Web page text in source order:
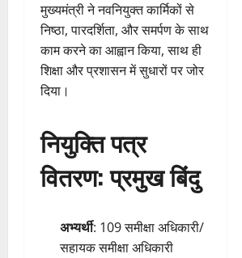
मुख्यमंत्री ने नवनियुक्त कार्मिकों से
निष्ठा, पारदर्शिता, और समर्पण के साथ
काम करने का आह्वान किया, साथ ही
शिक्षा और प्रशासन में सुधारों पर जोर
दिया।
नियुक्ति पत्र
वितरण: प्रमुख बिंदु
अभ्यर्थी: 109 समीक्षा अधिकारी/
सहायक समीक्षा अधिकारी